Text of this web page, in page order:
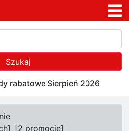
Szukaj
rabatowe Sierpień 2026
] [2 promocje]